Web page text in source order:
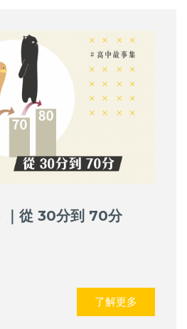
｜從 30分到 70分
了解更多